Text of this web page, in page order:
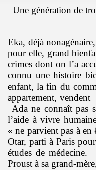
Une génération de
Eka, déjà
pour elle, grand
crimes dont on l’a
connu une histoire
enfant, la fin du
appartement, vendent
Ada ne connaît pas
l’aide à vivre
« ne parvient pas à
Otar, parti à Paris
études de médecine.
Proust à sa grand-